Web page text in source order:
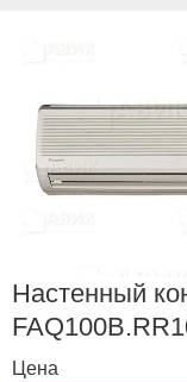
Настенный
Цена